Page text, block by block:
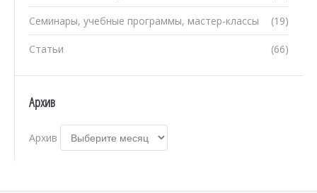
(19)
Семинары, учебные программы, мастер-классы
(66)
Статьи
Архив
Архив